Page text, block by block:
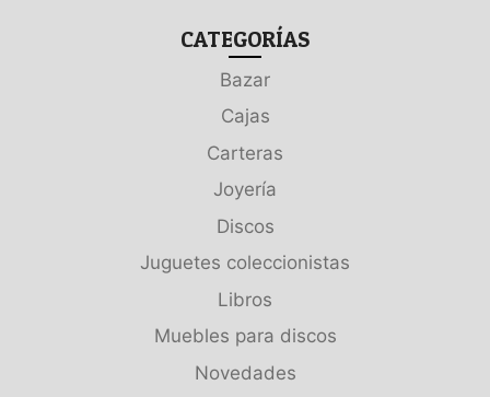
CATEGORÍAS
Bazar
Cajas
Carteras
Joyería
Discos
Juguetes coleccionistas
Libros
Muebles para discos
Novedades